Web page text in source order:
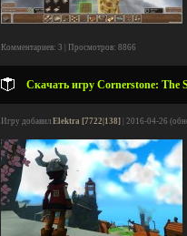
Комментариев: 3 | Просмотров: 8866
Скачать игру Cornerstone: The
Игру добавил Elektra [7722|138] | 2016-04-26